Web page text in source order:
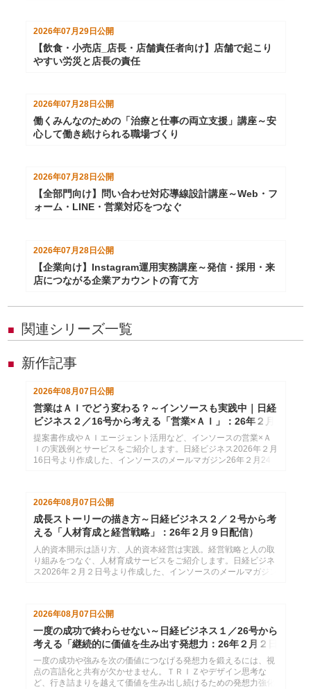
2026年07月29日 公開
【飲食・小売店_店長・店舗責任者向け】店舗で起こり
やすい労災と店長の責任
2026年07月28日 公開
働くみんなのための「治療と仕事の両立支援」講座～安
心して働き続けられる職場づくり
2026年07月28日 公開
【全部門向け】問い合わせ対応導線設計講座～Web・フ
ォーム・LINE・営業対応をつなぐ
2026年07月28日公開
【企業向け】Instagram運用実務講座～発信・採用・来
店につながる企業アカウントの育て方
■ 関連シリーズ一覧
■ 新作記事
2026年08月07日公開
営業はＡＩでどう変わる？～インソースも実践中｜日経
ビジネス２／16号から考える「営業×ＡＩ」：26年２月
24日配信
提案書作成やＡＩエージェント活用など、インソースの営業×Ａ
Ｉの実践例とサービスをご紹介します。日経ビジネス2026年２月
16日号より作成した、インソースのメールマガジン26年２月24
2026年08月07日 公開
成長ストーリーの描き方～日経ビジネス２／２号から考
える「人材育成と経営戦略」：26年２月９日配信）
人的資本開示は語り方、人的資本経営は実践。経営戦略と人の取
り組みをつなぐ、人材育成サービスをご紹介します。日経ビジネ
ス2026年２月２日号より作成した、インソースのメールマガジン
2026年08月07日 公開
一度の成功で終わらせない～日経ビジネス１／26号から
考える「継続的に価値を生み出す発想力：26年２月２日
配信
一度の成功や強みを次の価値につなげる発想力を鍛えるには、視
点の言語化と共有が欠かせません。ＴＲＩＺやデザイン思考な
ど、行き詰まりを越えて価値を生み出し続けるための発想力強化